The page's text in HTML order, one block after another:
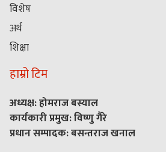
विशेष
अर्थ
शिक्षा
हाम्रो टिम
अध्यक्ष: होमराज बस्याल
कार्यकारी प्रमुख: विष्णु गैरे
प्रधान सम्पादक: बसन्तराज खनाल